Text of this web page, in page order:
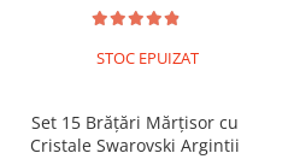
Coliere cu Inimioare
Coliere cu Semilună
STOC EPUIZAT
Set 15 Brățări Mărțisor cu
Cristale Swarovski Argintii